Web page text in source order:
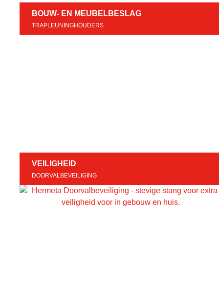
BOUW- EN MEUBELBESLAG
TRAPLEUNINGHOUDERS
VEILIGHEID
DOORVALBEVEILIGING